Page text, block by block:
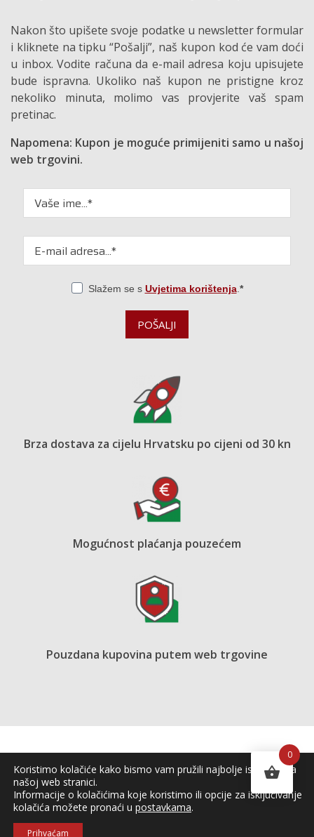
Nakon što upišete svoje podatke u newsletter formular
i kliknete na tipku “Pošalji”, naš kupon kod će vam doći
u inbox. Vodite računa da e-mail adresa koju upisujete
bude ispravna. Ukoliko naš kupon ne pristigne kroz
nekoliko minuta, molimo vas provjerite vaš spam
pretinac.
Napomena: Kupon je moguće primijeniti samo u našoj
web trgovini.
Slažem se s Uvjetima korištenja.
POŠALJI
Brza dostava za cijelu Hrvatsku po cijeni od 30 kn
Mogućnost plaćanja pouzećem
Pouzdana kupovina putem web trgovine
Copyright © 2026 OPG Ljubičin vrt
Koristimo kolačiće kako bismo vam pružili najbolje iskustvo na
našoj web stranici.
Informacije o kolačićima koje koristimo ili opcije za isključivanje
kolačića možete pronaći u postavkama.
Prihvaćam
0